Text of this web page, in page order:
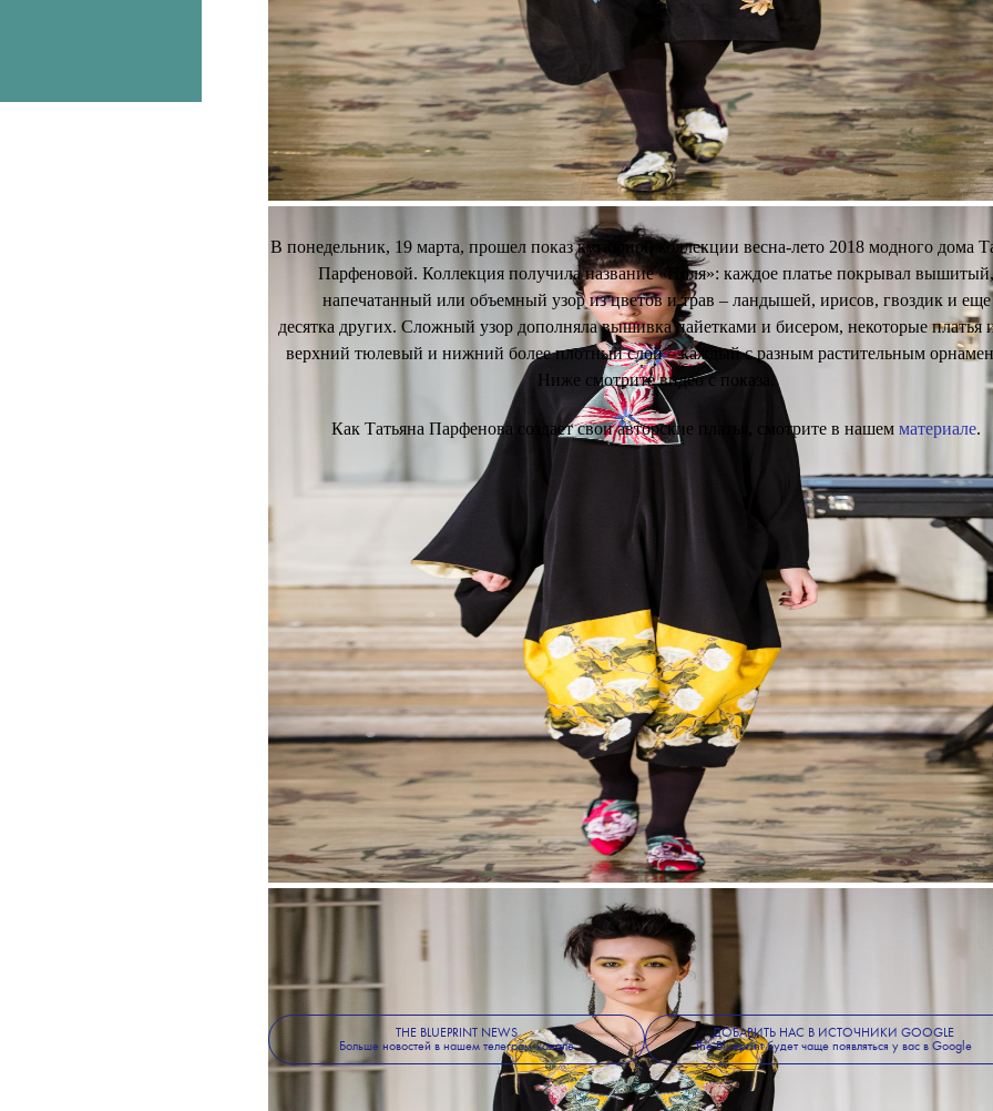
В понедельник, 19 марта, прошел показ кутюрной коллекции весна-лето 2018 модного дома
Парфеновой. Коллекция получила название «Поля»: каждое платье покрывал вышитый,
напечатанный или объемный узор из цветов и трав – ландышей, ирисов, гвоздик и еще
десятка других. Сложный узор дополняла вышивка пайетками и бисером, некоторые платья
верхний тюлевый и нижний более плотный слой – каждый с разным растительным
Ниже смотрите видео с показа.
Как Татьяна Парфенова создает свои авторские платья, смотрите в нашем материале.
THE BLUEPRINT NEWS
Больше новостей в нашем телеграм-канале
ДОБАВИТЬ НАС В ИСТОЧНИКИ GOOGLE
The Blueprint будет чаще появляться у вас в Google